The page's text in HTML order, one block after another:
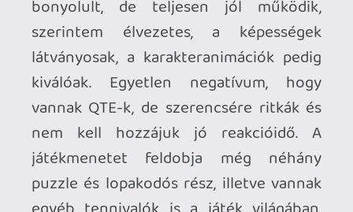
A játék néhány kisebb technikai
problémát leszámítva szerintem kiváló
lett, megállja a helyét a nagyobb nevek
közt is. Ugyan nem árt hozzá egy
erősebb gép, de akit érdekel egy
emlékezetes kaland egy kínai mitológia
által inspirált fantasy világban, és nem
zavarja a linearitás és a sok átvezető,
annak tudom ajánlani. Szerintem a
GuJian3 mellett az egyik legjobb kínai
RPG.